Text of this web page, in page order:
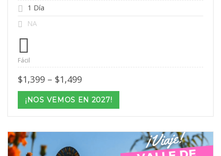
1 Día
NA
Fácil
$1,399 – $1,499Price
$1,399
through
$1,499
¡NOS VEMOS EN 2027!